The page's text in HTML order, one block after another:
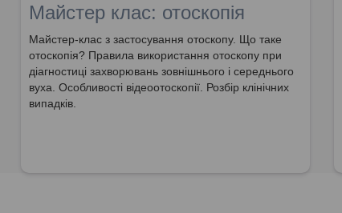
Майстер клас: отоскопія
Майстер-клас з застосування отоскопу. Що таке
отоскопія? Правила використання отоскопу при
діагностиці захворювань зовнішнього і середнього
вуха. Особливості відеоотоскопії. Розбір клінічних
випадків.